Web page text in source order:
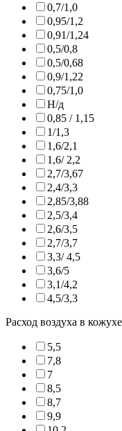
0,7/1,0
0,95/1,2
0,91/1,24
0,5/0,8
0,5/0,68
0,9/1,22
0,75/1,0
Н/д
0,85 / 1,15
1/1,3
1,6/2,1
1,6/ 2,2
2,7/3,67
2,4/3,3
2,85/3,88
2,5/3,4
2,6/3,5
2,7/3,7
3,3/ 4,5
3,6/5
3,1/4,2
4,5/3,3
Расход воздуха в
5,5
7,8
7
8,5
8,7
9,9